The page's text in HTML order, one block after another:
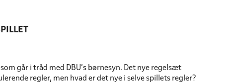
går i tråd med DBU's børnesyn. Det nye regelsæt
regler, men hvad er det nye i selve spillets regler?